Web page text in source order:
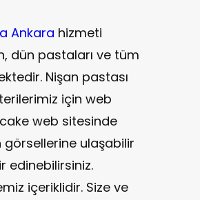
Ankara hizmeti
dün pastaları ve tüm
Nişan pastası
için web
web sitesinde
görsellerine ulaşabilir
edinebilirsiniz.
içeriklidir. Size ve